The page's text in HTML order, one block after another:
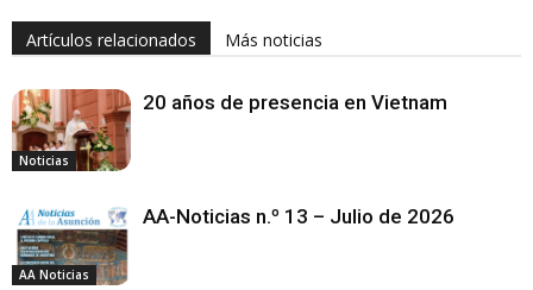
Artículos relacionados Más noticias
Noticias
20 años de presencia en Vietnam
AA Noticias
AA-Noticias n.º 13 – Julio de 2026